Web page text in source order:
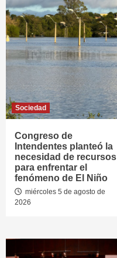
Sociedad
Congreso de
Intendentes planteó la
necesidad de recursos
para enfrentar el
fenómeno de El Niño
miércoles 5 de agosto de
2026